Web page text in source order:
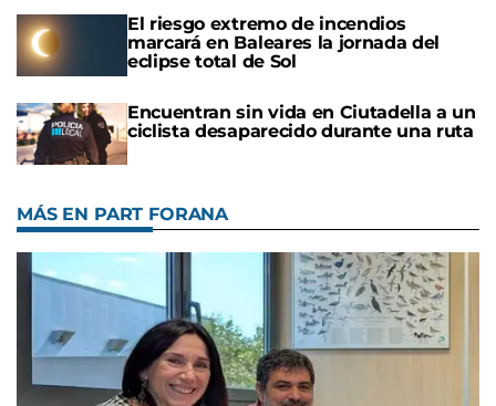
El riesgo extremo de incendios
marcará en Baleares la jornada del
eclipse total de Sol
Encuentran sin vida en Ciutadella a un
ciclista desaparecido durante una ruta
MÁS EN PART FORANA